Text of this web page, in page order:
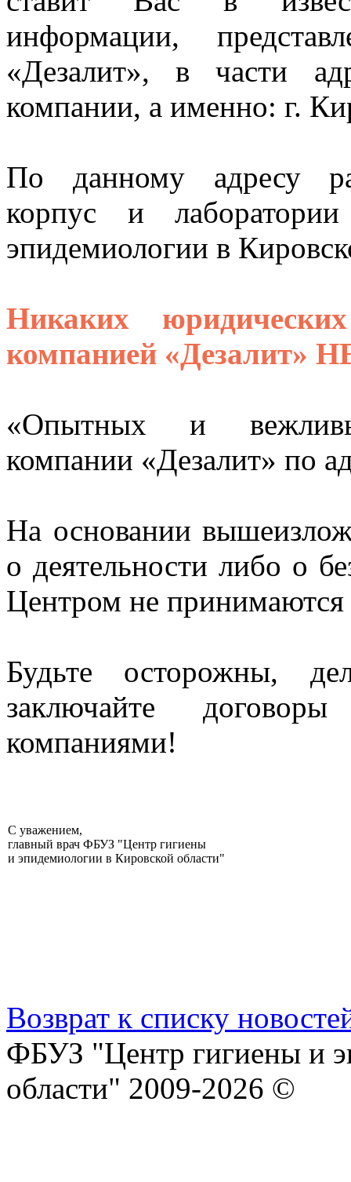
информации,
«Дезалит», в части
компании, а именно: г.
По данному адресу
корпус и
эпидемиологии в
Никаких
компанией «Дезалит»
«Опытных и
компании «Дезалит» по
На основании
о деятельности либо о
Центром не принимаются
Будьте осторожны,
заключайте
компаниями!
С уважением,
главный врач ФБУЗ "Центр гигиены
и эпидемиологии в Кировской области"
Возврат к списку
ФБУЗ "Центр гигиены и
области" 2009-2026 ©